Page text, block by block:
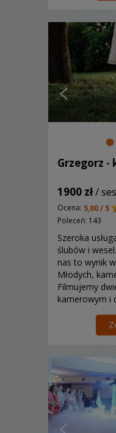
Grzegorz -
1900 zł/
Ocena: 5,00 / 5
Poleceń: 143
Szeroka
ślubów i
nas to wynik
Młodych,
Filmujemy
kamerowym i